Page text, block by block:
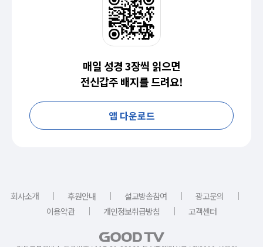
매일 성경 3장씩 읽으면
전신갑주 배지를 드려요!
앱 다운로드
회사소개 ｜ 후원안내 ｜ 설교방송참여 ｜ 광고문의
｜
이용약관
｜ 개인정보취급방침 ｜ 고객센터